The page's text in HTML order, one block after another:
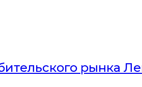
рынка